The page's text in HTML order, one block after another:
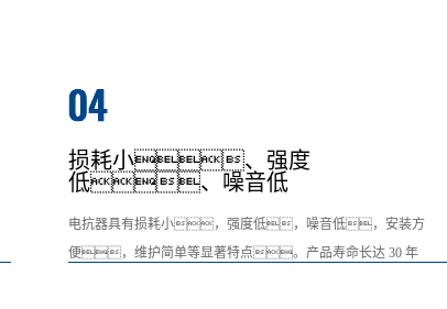
损耗小、强度
低、噪音低
电抗器具有损耗小，强度低，噪音低，安装方
便，维护简单等显著特点。产品寿命长达 30 年